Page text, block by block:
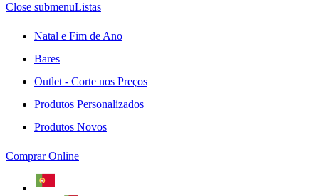
Close submenuListas
Natal e Fim de Ano
Bares
Outlet - Corte nos Preços
Produtos Personalizados
Produtos Novos
Comprar Online